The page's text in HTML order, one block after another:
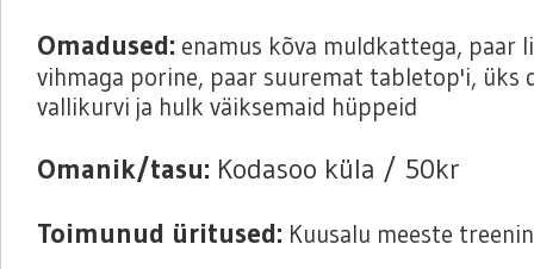
Omadused: enamus kõva muldkattega, paar
vihmaga porine, paar suuremat tabletop'i, üks
vallikurvi ja hulk väiksemaid hüppeid
Omanik/tasu: Kodasoo küla / 50kr
Toimunud üritused: Kuusalu meeste